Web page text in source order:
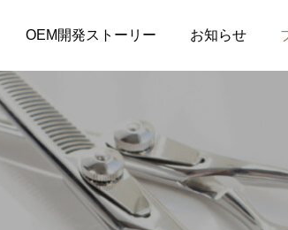
OEM開発ストーリー お知らせ
全て
トリート